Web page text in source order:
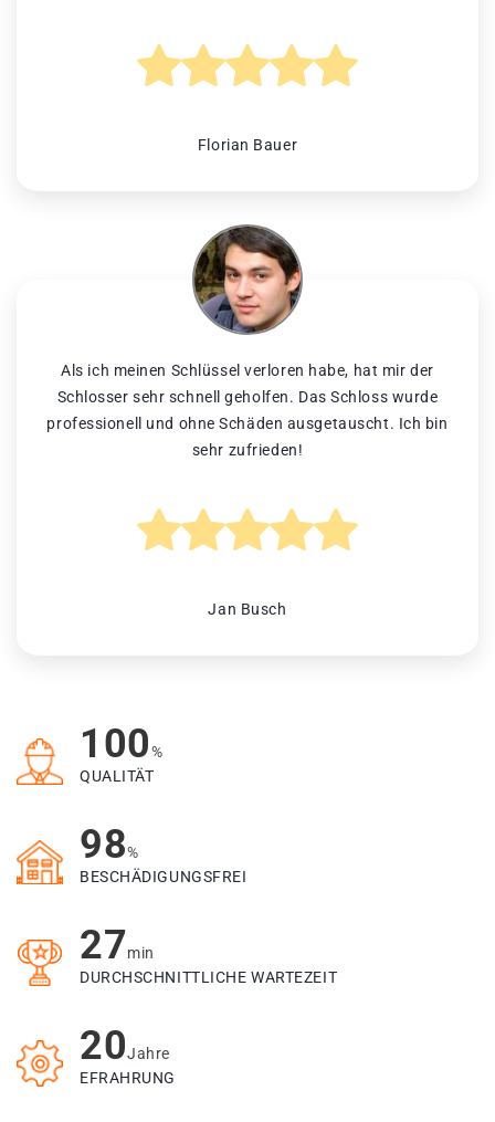
Florian Bauer
Als ich meinen Schlüssel verloren habe, hat mir der
Schlosser sehr schnell geholfen. Das Schloss wurde
professionell und ohne Schäden ausgetauscht. Ich bin
sehr zufrieden!
Jan Busch
100%
QUALITÄT
98%
BESCHÄDIGUNGSFREI
27min
DURCHSCHNITTLICHE WARTEZEIT
20Jahre
EFRAHRUNG